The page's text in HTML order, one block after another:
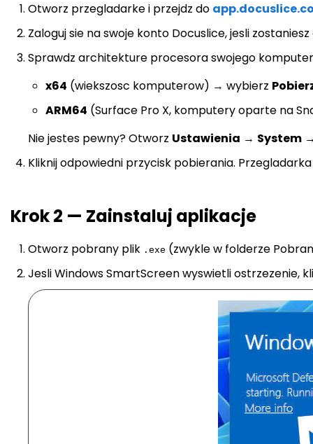
Otworz przegladarke i przejdz do
Zaloguj sie na swoje konto Docuslice, jesli
Sprawdz architekture procesora swojego
x64 (wiekszosc komputerow) → wybierz
ARM64 (Surface Pro X, komputery oparte na
Nie jestes pewny? Otworz Ustawienia → System
Kliknij odpowiedni przycisk pobierania.
Krok 2 — Zainstaluj aplikacje
Otworz pobrany plik .exe (zwykle w folderze
Jesli Windows SmartScreen wyswietli ostrzezenie,